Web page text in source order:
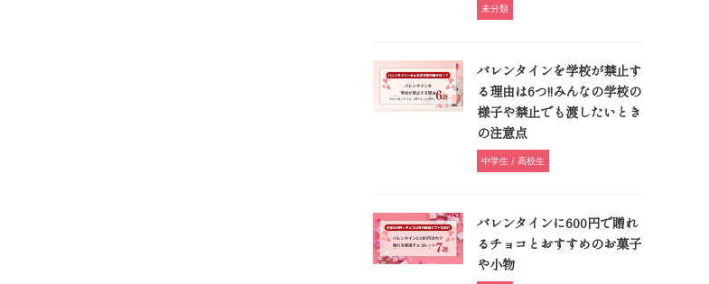
未分類
バレンタインを学校が禁止す
る理由は6つ!!みんなの学校の
様子や禁止でも渡したいとき
の注意点
中学生 / 高校生
バレンタインに600円で贈れ
るチョコとおすすめのお菓子
や小物